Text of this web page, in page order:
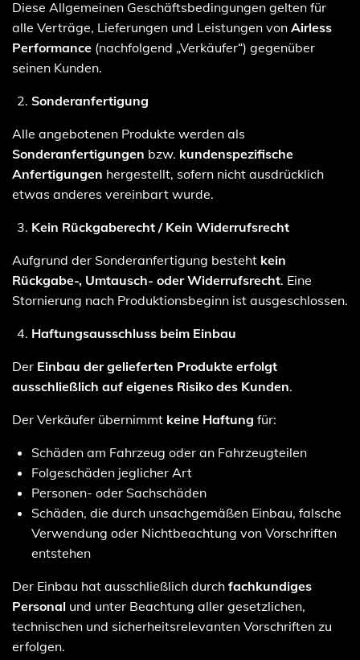
Diese Allgemeinen Geschäftsbedingungen gelten für
alle Verträge, Lieferungen und Leistungen von Airless
Performance (nachfolgend „Verkäufer“) gegenüber
seinen Kunden.
Sonderanfertigung
Alle angebotenen Produkte werden als
Sonderanfertigungen bzw. kundenspezifische
Anfertigungen hergestellt, sofern nicht ausdrücklich
etwas anderes vereinbart wurde.
Kein Rückgaberecht / Kein Widerrufsrecht
Aufgrund der Sonderanfertigung besteht kein
Rückgabe-, Umtausch- oder Widerrufsrecht. Eine
Stornierung nach Produktionsbeginn ist ausgeschlossen.
Haftungsausschluss beim Einbau
Der Einbau der gelieferten Produkte erfolgt
ausschließlich auf eigenes Risiko des Kunden.
Der Verkäufer übernimmt keine Haftung für:
Schäden am Fahrzeug oder an Fahrzeugteilen
Folgeschäden jeglicher Art
Personen- oder Sachschäden
Schäden, die durch unsachgemäßen Einbau, falsche
Verwendung oder Nichtbeachtung von Vorschriften
entstehen
Der Einbau hat ausschließlich durch fachkundiges
Personal und unter Beachtung aller gesetzlichen,
technischen und sicherheitsrelevanten Vorschriften zu
erfolgen.